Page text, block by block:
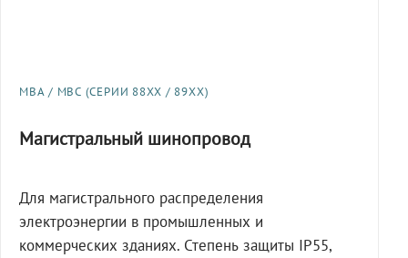
МВА / МВС (СЕРИИ 88XX / 89XX)
Магистральный шинопровод
Для магистрального распределения
электроэнергии в промышленных и
коммерческих зданиях. Степень защиты IP55,